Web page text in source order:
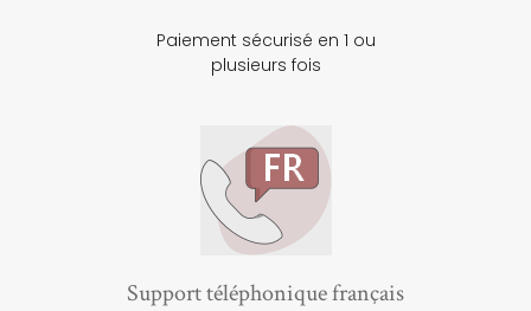
Paiement sécurisé en 1 ou
plusieurs fois
Support téléphonique français